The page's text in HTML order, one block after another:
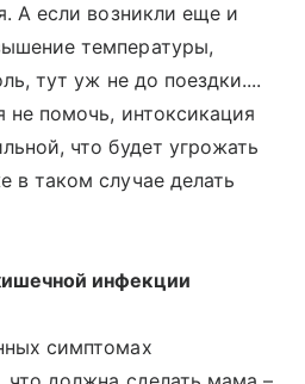
А если возникли еще и
температуры,
тут уж не до поездки....
не помочь, интоксикация
что будет угрожать
таком случае делать
инфекции
симптомах